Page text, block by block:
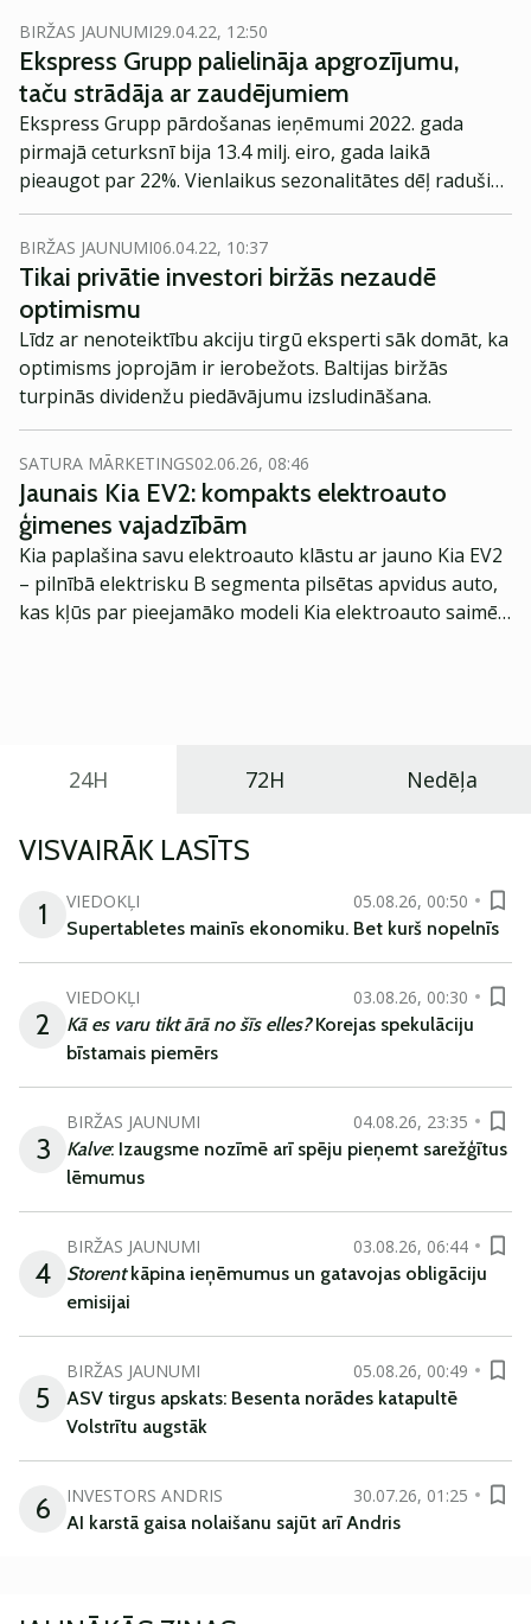
BIRŽAS JAUNUMI29.04.22, 12:50
Ekspress Grupp palielināja apgrozījumu,
taču strādāja ar zaudējumiem
Ekspress Grupp pārdošanas ieņēmumi 2022. gada
pirmajā ceturksnī bija 13.4 milj. eiro, gada laikā
pieaugot par 22%. Vienlaikus sezonalitātes dēļ radušies
zaudējumi, liecina uzņēmuma ceturkšņa starppārskats.
BIRŽAS JAUNUMI06.04.22, 10:37
Tikai privātie investori biržās nezaudē
optimismu
Līdz ar nenoteiktību akciju tirgū eksperti sāk domāt, ka
optimisms joprojām ir ierobežots. Baltijas biržās
turpinās dividenžu piedāvājumu izsludināšana.
SATURA MĀRKETINGS02.06.26, 08:46
Jaunais Kia EV2: kompakts elektroauto
ģimenes vajadzībām
Kia paplašina savu elektroauto klāstu ar jauno Kia EV2
– pilnībā elektrisku B segmenta pilsētas apvidus auto,
kas kļūs par pieejamāko modeli Kia elektroauto saimē
24H 72H Nedēļa
VISVAIRĀK LASĪTS
1
VIEDOKĻI
05.08.26, 00:50
Supertabletes mainīs ekonomiku. Bet kurš nopelnīs
2
VIEDOKĻI
03.08.26, 00:30
Kā es varu tikt ārā no šīs elles?Korejas spekulāciju
bīstamais piemērs
3
BIRŽAS JAUNUMI
04.08.26, 23:35
Kalve: Izaugsme nozīmē arī spēju pieņemt sarežģītus
lēmumus
4
BIRŽAS JAUNUMI
03.08.26, 06:44
Storentkāpina ieņēmumus un gatavojas obligāciju
emisijai
5
BIRŽAS JAUNUMI
05.08.26, 00:49
ASV tirgus apskats: Besenta norādes katapultē
Volstrītu augstāk
6 INVESTORS ANDRIS
30.07.26, 01:25
AI karstā gaisa nolaišanu sajūt arī Andris